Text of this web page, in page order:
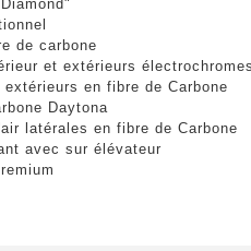
de carbone
et extérieurs électrochromes
en fibre de Carbone
Daytona
latérales en fibre de Carbone
avec sur élévateur